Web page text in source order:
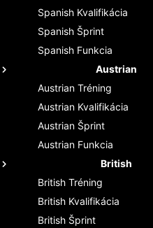
Spanish Kvalifikácia
Spanish Šprint
Spanish Funkcia
Austrian
Austrian Tréning
Austrian Kvalifikácia
Austrian Šprint
Austrian Funkcia
British
British Tréning
British Kvalifikácia
British Šprint